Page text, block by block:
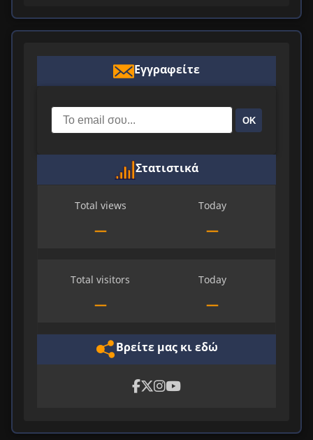
Εγγραφείτε
ΟΚ
Στατιστικά
Total views
—
Today
—
Total visitors
—
Today
—
Βρείτε μας κι εδώ